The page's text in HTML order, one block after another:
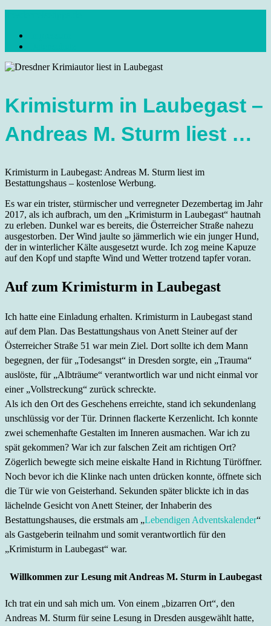
content
Reisetipps Dresden, Sehenswürdigkeiten, Ausflugsziele Sachsen,
Krimisturm in Laubegast –
Andreas M. Sturm liest …
Krimisturm in Laubegast: Andreas M. Sturm liest im
Bestattungshaus – kostenlose Werbung.
Es war ein trister, stürmischer und verregneter Dezembertag im Jahr
2017, als ich aufbrach, um den „Krimisturm in Laubegast“ hautnah
zu erleben. Dunkel war es bereits, die Österreicher Straße nahezu
ausgestorben. Der Wind jaulte so jämmerlich wie ein junger Hund,
der in winterlicher Kälte ausgesetzt wurde. Ich zog meine Kapuze
auf den Kopf und stapfte Wind und Wetter trotzend tapfer voran.
Auf zum Krimisturm in Laubegast
Ich hatte eine Einladung erhalten. Krimisturm in Laubegast stand
auf dem Plan. Das Bestattungshaus von Anett Steiner auf der
Österreicher Straße 51 war mein Ziel. Dort sollte ich dem Mann
begegnen, der für „Todesangst“ in Dresden sorgte, ein „Trauma“
auslöste, für „Albträume“ verantwortlich war und nicht einmal vor
einer „Vollstreckung“ zurück schreckte.
Als ich den Ort des Geschehens erreichte, stand ich sekundenlang
unschlüssig vor der Tür. Drinnen flackerte Kerzenlicht. Ich konnte
zwei schemenhafte Gestalten im Inneren ausmachen. War ich zu
spät gekommen? War ich zur falschen Zeit am richtigen Ort?
Zögerlich bewegte sich meine eiskalte Hand in Richtung Türöffner.
Noch bevor ich die Klinke nach unten drücken konnte, öffnete sich
die Tür wie von Geisterhand. Sekunden später blickte ich in das
lächelnde Gesicht von Anett Steiner, der Inhaberin des
Bestattungshauses, die erstmals am „Lebendigen Adventskalender“
als Gastgeberin teilnahm und somit verantwortlich für den
„Krimisturm in Laubegast“ war.
Willkommen zur Lesung mit Andreas M. Sturm in Laubegast
Ich trat ein und sah mich um. Von einem „bizarren Ort“, den
Andreas M. Sturm für seine Lesung in Dresden ausgewählt hatte,